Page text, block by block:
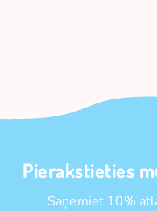
Pierakstieties
Saņemiet 10%